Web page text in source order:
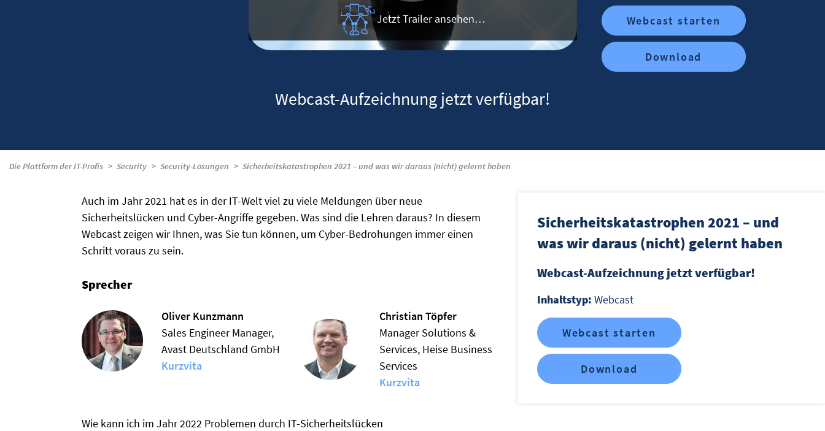
Jetzt Trailer ansehen…
Webcast-Aufzeichnung jetzt verfügbar!
Webcast starten
Download
Die Plattform der IT-Profis Security Security-Lösungen Sicherheitskatastrophen 2021 – und was wir daraus (nicht) gelernt haben
Auch im Jahr 2021 hat es in der IT-Welt viel zu viele Meldungen über neue
Sicherheitslücken und Cyber-Angriffe gegeben. Was sind die Lehren daraus? In diesem
Webcast zeigen wir Ihnen, was Sie tun können, um Cyber-Bedrohungen immer einen
Schritt voraus zu sein.
Sprecher
Oliver Kunzmann
Sales Engineer Manager,
Avast Deutschland GmbH
Kurzvita
Christian Töpfer
Manager Solutions &
Services, Heise Business
Services
Kurzvita
Wie kann ich im Jahr 2022 Problemen durch IT-Sicherheitslücken
Sicherheitskatastrophen 2021 – und
was wir daraus (nicht) gelernt haben
Webcast-Aufzeichnung jetzt verfügbar!
Inhaltstyp: Webcast
Webcast starten
Download